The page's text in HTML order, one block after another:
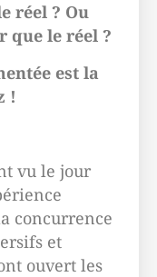
réel ? Ou
que le réel ?
est la
!
vu le jour
concurrence
et
ouvert les